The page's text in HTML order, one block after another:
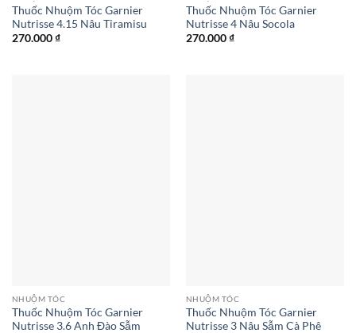
Thuốc Nhuộm Tóc Garnier
Nutrisse 4.15 Nâu Tiramisu
270.000₫
Thuốc Nhuộm Tóc Garnier
Nutrisse 4 Nâu Socola
270.000₫
NHUỘM TÓC
Thuốc Nhuộm Tóc Garnier
Nutrisse 3.6 Anh Đào Sẫm
NHUỘM TÓC
Thuốc Nhuộm Tóc Garnier
Nutrisse 3 Nâu Sẫm Cà Phê